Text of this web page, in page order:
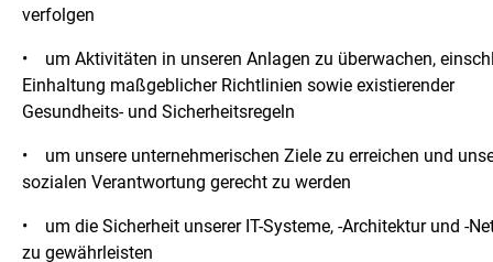
verfolgen
•
um Aktivitäten in unseren Anlagen zu überwachen,
Einhaltung maßgeblicher Richtlinien sowie existierender
Gesundheits- und Sicherheitsregeln
•
um unsere unternehmerischen Ziele zu erreichen und
sozialen Verantwortung gerecht zu werden
•
um die Sicherheit unserer IT-Systeme, -Architektur und -
zu gewährleisten